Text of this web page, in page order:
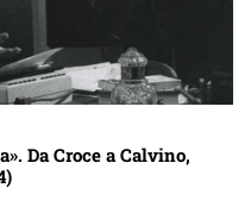
Da Croce a Calvino,